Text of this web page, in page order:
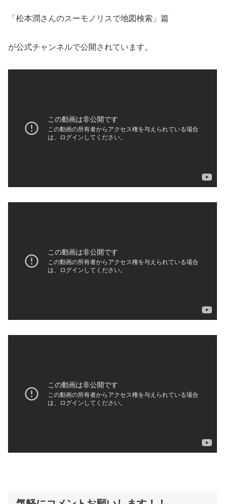
「松本潤さんのスーモノリスで地図検索」篇
が公式チャンネルで公開されています。